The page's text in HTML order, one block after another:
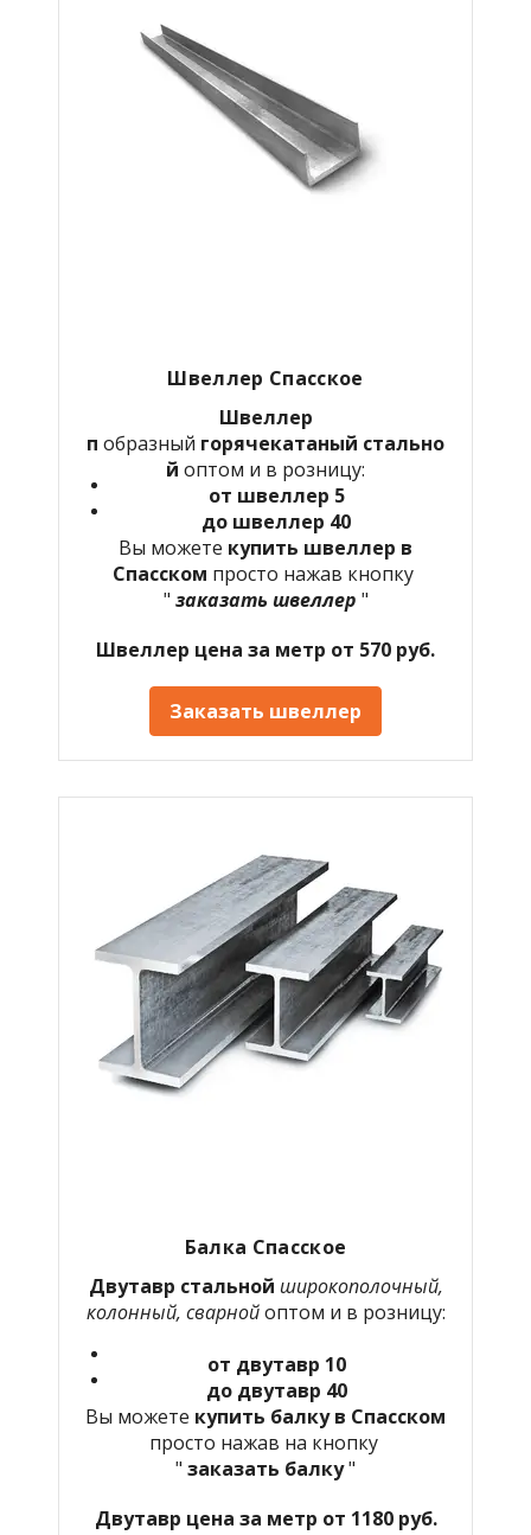
Швеллер Спасское
Швеллер
п образный горячекатаный стально
й оптом и в розницу:
от швеллер 5
до швеллер 40
Вы можете купить швеллер в
Спасском просто нажав кнопку
" заказать швеллер "
Швеллер цена за метр от 570 руб.
Заказать швеллер
Балка Спасское
Двутавр стальной широкополочный,
колонный, сварнойоптом и в розницу:
от двутавр 10
до двутавр 40
Вы можете купить балку в Спасском
просто нажав на кнопку
" заказать балку"
Двутавр цена за метр от 1180 руб.